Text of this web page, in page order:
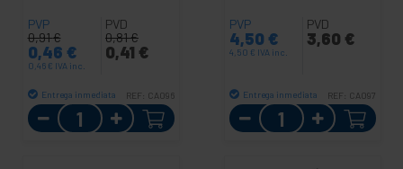
PVP
0,91€
0,46 €
0,46 € IVA inc.
PVD
0,81€
0,41 €
Entrega inmediata REF: CA096
Cantidad
PVP
4,50 €
4,50 € IVA inc.
PVD
3,60 €
Entrega inmediata REF: CA097
Cantidad